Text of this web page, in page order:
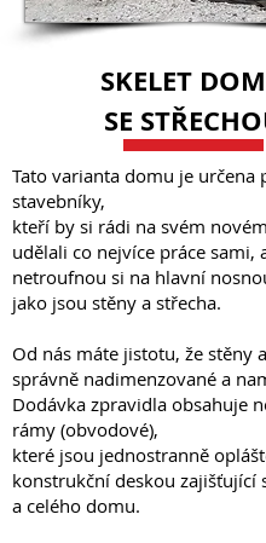
SKELET
SE
Tato varianta domu je určena
stavebníky,
kteří by si rádi na svém
udělali co nejvíce práce sami,
netroufnou si na hlavní
jako jsou stěny a střecha.
Od nás máte jistotu, že stěny
správně nadimenzované a
Dodávka zpravidla obsahuje
rámy (obvodové),
které jsou jednostranně
konstrukční deskou zajišťující
a celého domu.